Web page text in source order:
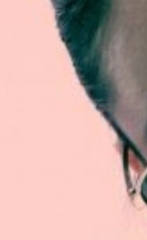
i medicinske
kontrola vidau našim
ustanova u
jamstvo kvalitete
brandovi i okviri za